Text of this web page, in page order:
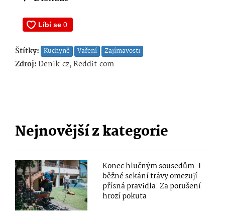
Štítky: Kuchyně Vaření Zajímavosti
Zdroj:Denik.cz, Reddit.com
Nejnovější z kategorie
Konec hlučným sousedům: I
běžné sekání trávy omezují
přísná pravidla. Za porušení
hrozí pokuta